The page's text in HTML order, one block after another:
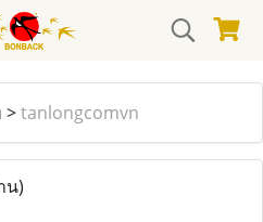
>tanlongcomvn
น)